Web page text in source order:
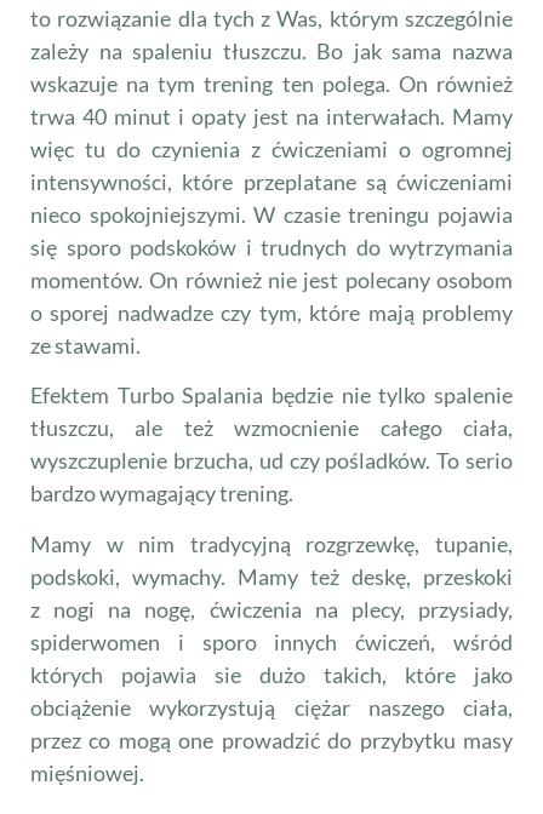
to rozwiązanie dla tych z Was, którym szczególnie
zależy na spaleniu tłuszczu. Bo jak sama nazwa
wskazuje na tym trening ten polega. On również
trwa 40 minut i opaty jest na interwałach. Mamy
więc tu do czynienia z ćwiczeniami o ogromnej
intensywności, które przeplatane są ćwiczeniami
nieco spokojniejszymi. W czasie treningu pojawia
się sporo podskoków i trudnych do wytrzymania
momentów. On również nie jest polecany osobom
o sporej nadwadze czy tym, które mają problemy
ze stawami.
Efektem Turbo Spalania będzie nie tylko spalenie
tłuszczu, ale też wzmocnienie całego ciała,
wyszczuplenie brzucha, ud czy pośladków. To serio
bardzo wymagający trening.
Mamy w nim tradycyjną rozgrzewkę, tupanie,
podskoki, wymachy. Mamy też deskę, przeskoki
z nogi na nogę, ćwiczenia na plecy, przysiady,
spiderwomen i sporo innych ćwiczeń, wśród
których pojawia sie dużo takich, które jako
obciążenie wykorzystują ciężar naszego ciała,
przez co mogą one prowadzić do przybytku masy
mięśniowej.